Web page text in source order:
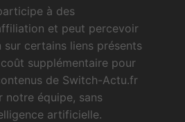
à des
et peut percevoir
sur certains liens présents
supplémentaire pour
de Switch-Actu.fr
notre équipe, sans
artificielle.